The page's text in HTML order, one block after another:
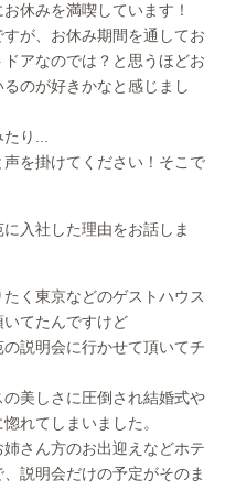
休みを満喫しています！
が、お休み期間を通してお
アなのでは？と思うほどお
のが好きかなと感じまし
り...
を掛けてください！そこで
入社した理由をお話しま
く東京などのゲストハウス
てたんですけど
説明会に行かせて頂いてチ
美しさに圧倒され結婚式や
れてしまいました。
さん方のお出迎えなどホテ
説明会だけの予定がそのま